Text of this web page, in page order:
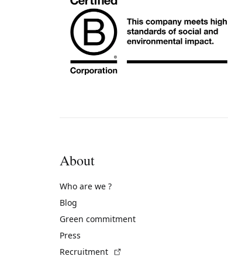
About
Who are we ?
Blog
Green commitment
Press
Recruitment